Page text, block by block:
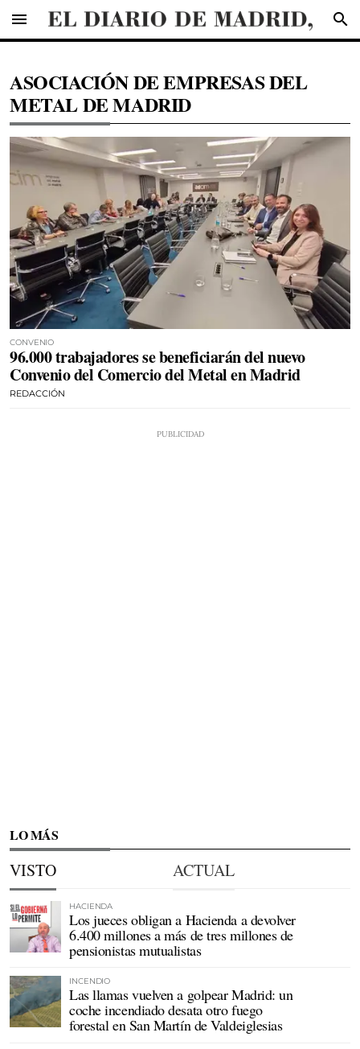
menu search
ASOCIACIÓN DE EMPRESAS DEL
METAL DE MADRID
CONVENIO
96.000 trabajadores se beneficiarán del nuevo
Convenio del Comercio del Metal en Madrid
REDACCIÓN
LO MÁS
VISTO ACTUAL
HACIENDA
Los jueces obligan a Hacienda a devolver
6.400 millones a más de tres millones de
pensionistas mutualistas
INCENDIO
Las llamas vuelven a golpear Madrid: un
coche incendiado desata otro fuego
forestal en San Martín de Valdeiglesias